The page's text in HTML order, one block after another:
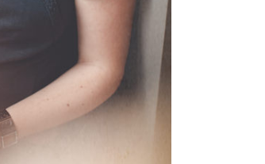
| SEANCE GROSSESSE |